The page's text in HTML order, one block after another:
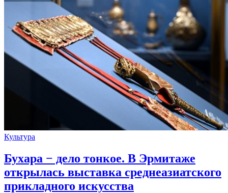
Культура
Бухара − дело тонкое. В Эрмитаже
открылась выставка среднеазиатского
прикладного искусства